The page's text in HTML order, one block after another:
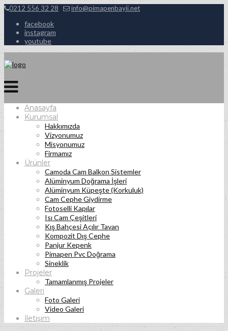
0212 556 32 28 info@pimapenbayii.net
facebook
instagram
youtube
Anasayfa
Kurumsal
Hakkımızda
Vizyonumuz
Misyonumuz
Firmamız
Ürünler
Camoda Cam Balkon Sistemler
Alüminyum Doğrama İşleri
Alüminyum Küpeşte (Korkuluk)
Cam Cephe Giydirme
Fotoselli Kapılar
Isı Cam Çeşitleri
Kış Bahçesi Açılır Tavan
Kompozit Dış Cephe
Panjur Kepenk
Pimapen Pvc Doğrama
Sineklik
Projeler
Tamamlanmış Projeler
Galeri
Foto Galeri
Video Galeri
İletişim